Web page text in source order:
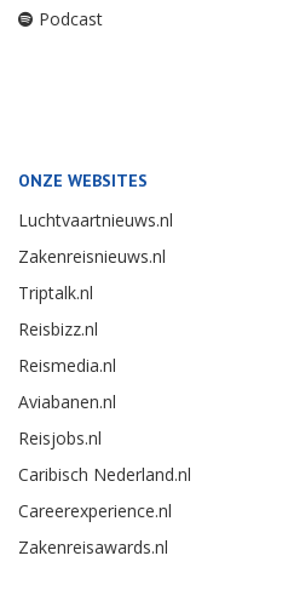
Podcast
ONZE WEBSITES
Luchtvaartnieuws.nl
Zakenreisnieuws.nl
Triptalk.nl
Reisbizz.nl
Reismedia.nl
Aviabanen.nl
Reisjobs.nl
Caribisch Nederland.nl
Careerexperience.nl
Zakenreisawards.nl